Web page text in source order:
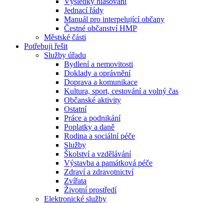
Jednací řády
Manuál pro interpelující občany
Čestné občanství HMP
Městské části
Potřebuji řešit
Služby úřadu
Bydlení a nemovitosti
Doklady a oprávnění
Doprava a komunikace
Kultura, sport, cestování a volný čas
Občanské aktivity
Ostatní
Práce a podnikání
Poplatky a daně
Rodina a sociální péče
Služby
Školství a vzdělávání
Výstavba a památková péče
Zdraví a zdravotnictví
Zvířata
Životní prostředí
Elektronické služby